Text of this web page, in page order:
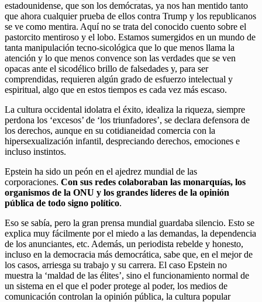
estadounidense, que son los demócratas, ya nos han mentido tanto
que ahora cualquier prueba de ellos contra Trump y los republicanos
se ve como mentira. Aquí no se trata del conocido cuento sobre el
pastorcito mentiroso y el lobo. Estamos sumergidos en un mundo de
tanta manipulación tecno-sicológica que lo que menos llama la
atención y lo que menos convence son las verdades que se ven
opacas ante el sicodélico brillo de falsedades y, para ser
comprendidas, requieren algún grado de esfuerzo intelectual y
espiritual, algo que en estos tiempos es cada vez más escaso.
La cultura occidental idolatra el éxito, idealiza la riqueza, siempre
perdona los ‘excesos’ de ‘los triunfadores’, se declara defensora de
los derechos, aunque en su cotidianeidad comercia con la
hipersexualización infantil, despreciando derechos, emociones e
incluso instintos.
Epstein ha sido un peón en el ajedrez mundial de las
corporaciones. Con sus redes colaboraban las monarquías, los
organismos de la ONU y los grandes líderes de la opinión
pública de todo signo político.
Eso se sabía, pero la gran prensa mundial guardaba silencio. Esto se
explica muy fácilmente por el miedo a las demandas, la dependencia
de los anunciantes, etc. Además, un periodista rebelde y honesto,
incluso en la democracia más democrática, sabe que, en el mejor de
los casos, arriesga su trabajo y su carrera. El caso Epstein no
muestra la ‘maldad de las élites’, sino el funcionamiento normal de
un sistema en el que el poder protege al poder, los medios de
comunicación controlan la opinión pública, la cultura popular